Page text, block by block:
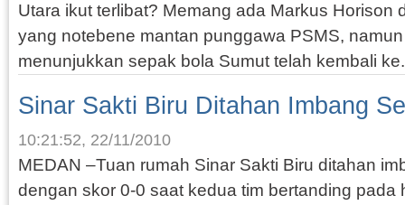
Utara ikut terlibat? Memang ada Markus Horison
yang notebene mantan punggawa PSMS,
menunjukkan sepak bola Sumut telah kembali
Sinar Sakti Biru Ditahan Imbang
10:21:52, 22/11/2010
MEDAN –Tuan rumah Sinar Sakti Biru ditahan
dengan skor 0-0 saat kedua tim bertanding pada